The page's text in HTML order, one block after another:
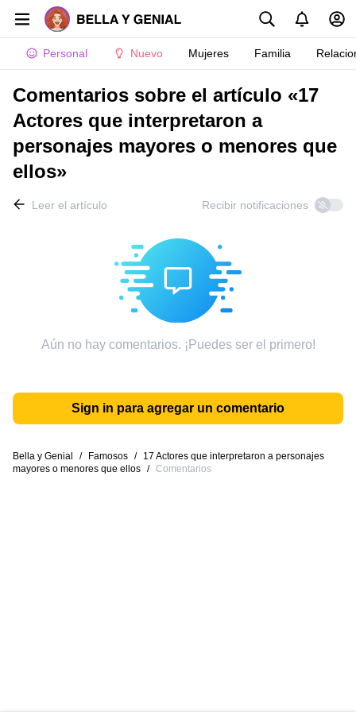
Personal Nuevo Mujeres Familia
Comentarios sobre el artículo «17
Actores que interpretaron a
personajes mayores o menores que
ellos»
Leer el artículo Recibir notificaciones
Aún no hay comentarios. ¡Puedes ser el primero!
Sign in para agregar un comentario
Bella y Genial / Famosos /
17 Actores que interpretaron a personajes
mayores o menores que ellos / Comentarios